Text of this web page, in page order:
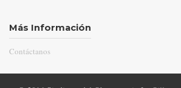
Más Información
Contáctanos